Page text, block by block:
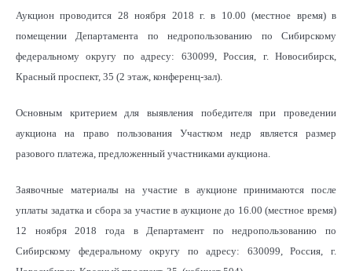
Аукцион проводится 28 ноября 2018 г. в 10.00 (местное время) в
помещении Департамента по недропользованию по Сибирскому
федеральному округу по адресу: 630099, Россия, г. Новосибирск,
Красный проспект, 35 (2 этаж, конференц-зал).
Основным критерием для выявления победителя при проведении
аукциона на право пользования Участком недр является размер
разового платежа, предложенный участниками аукциона.
Заявочные материалы на участие в аукционе принимаются после
уплаты задатка и сбора за участие в аукционе до 16.00 (местное время)
12 ноября 2018 года в Департамент по недропользованию по
Сибирскому федеральному округу по адресу: 630099, Россия, г.